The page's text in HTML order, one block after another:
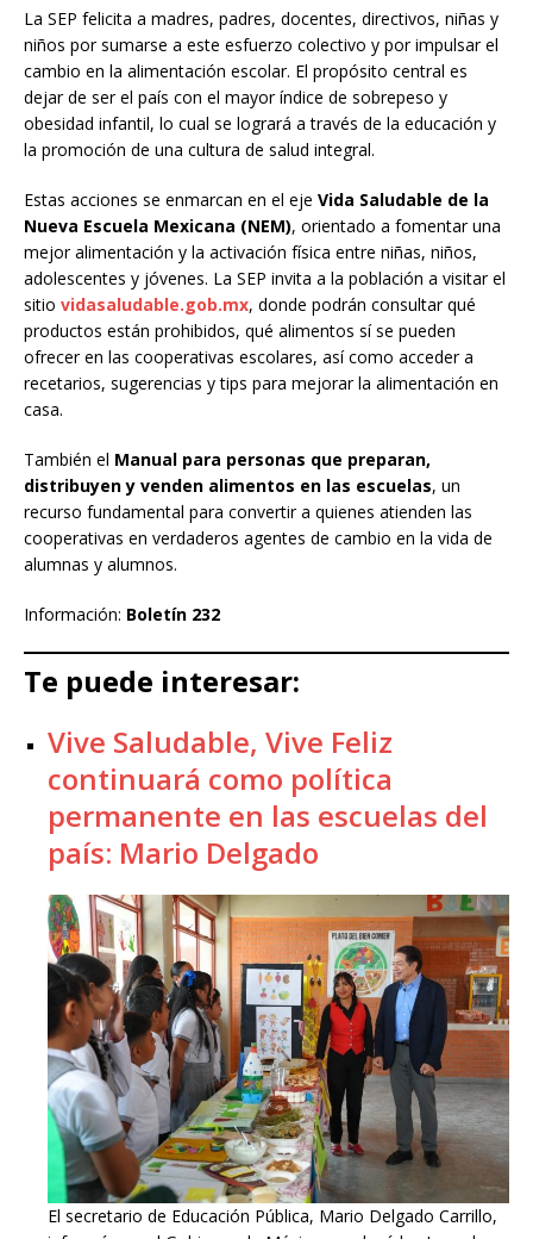
La SEP felicita a madres, padres, docentes, directivos, niñas y
niños por sumarse a este esfuerzo colectivo y por impulsar el
cambio en la alimentación escolar. El propósito central es
dejar de ser el país con el mayor índice de sobrepeso y
obesidad infantil, lo cual se logrará a través de la educación y
la promoción de una cultura de salud integral.
Estas acciones se enmarcan en el eje Vida Saludable de la
Nueva Escuela Mexicana (NEM), orientado a fomentar una
mejor alimentación y la activación física entre niñas, niños,
adolescentes y jóvenes. La SEP invita a la población a visitar el
sitio vidasaludable.gob.mx, donde podrán consultar qué
productos están prohibidos, qué alimentos sí se pueden
ofrecer en las cooperativas escolares, así como acceder a
recetarios, sugerencias y tips para mejorar la alimentación en
casa.
También el Manual para personas que preparan,
distribuyen y venden alimentos en las escuelas, un
recurso fundamental para convertir a quienes atienden las
cooperativas en verdaderos agentes de cambio en la vida de
alumnas y alumnos.
Información: Boletín 232
Te puede interesar:
Vive Saludable, Vive Feliz
continuará como política
permanente en las escuelas del
país: Mario Delgado
El secretario de Educación Pública, Mario Delgado Carrillo,